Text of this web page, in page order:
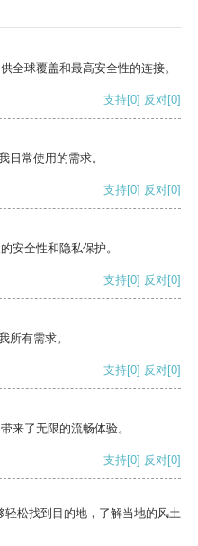
全球覆盖和最高安全性的连接。
支持[0] 反对[0]
日常使用的需求。
支持[0] 反对[0]
安全性和隐私保护。
支持[0] 反对[0]
所有需求。
支持[0] 反对[0]
来了无限的流畅体验。
支持[0] 反对[0]
松找到目的地，了解当地的风土